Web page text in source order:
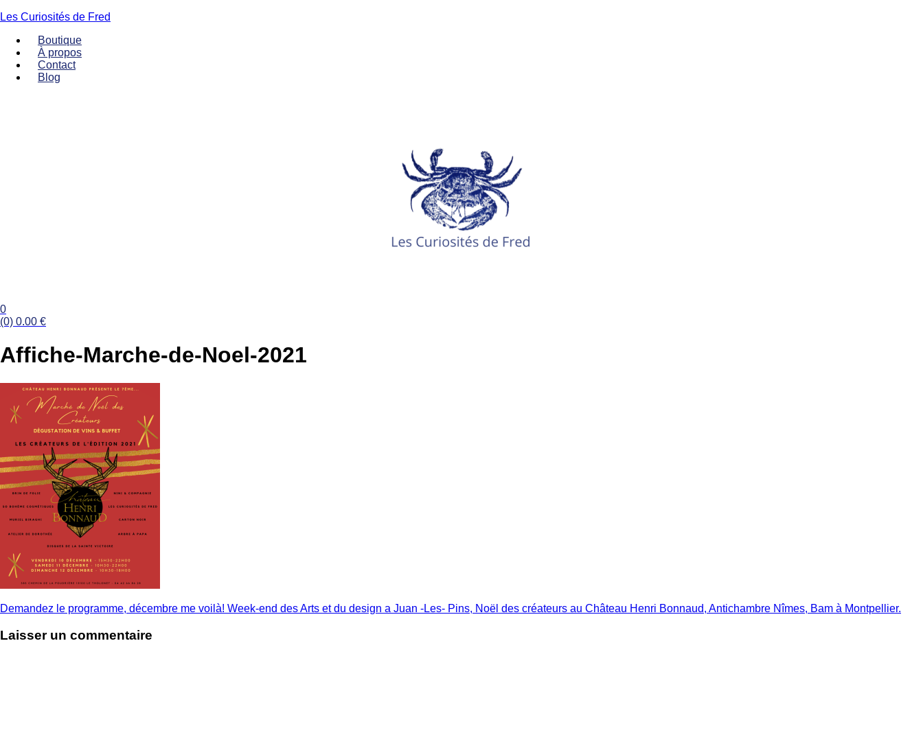
Les Curiosités de Fred
Boutique
À propos
Contact
Blog
0
(0) 0.00 €
Affiche-Marche-de-Noel-2021
Navigation
de
Demandez le programme, décembre me voilà! Week-end des Arts et du design a Juan -Les- Pins, Noël des créateurs au Château Henri Bonnaud, Antichambre Nîmes, Bam à Montpellier.
Laisser un commentaire